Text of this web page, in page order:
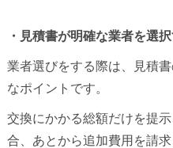
・見積書が明確な業者を選
業者選びをする際は、見積
なポイントです。
交換にかかる総額だけを提
合、あとから追加費用を請